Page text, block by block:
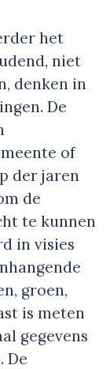
het
niet
denken in
De
of
der jaren
de
te kunnen
in visies
groen,
is meten
gegevens
De